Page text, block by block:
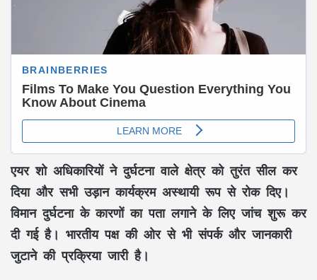
एयर शो अधिकारियों ने दुर्घटना वाले क्षेत्र को तुरंत सील कर
दिया और सभी उड़ान कार्यक्रम अस्थायी रूप से रोक दिए।
विमान दुर्घटना के कारणों का पता लगाने के लिए जांच शुरू कर
दी गई है। भारतीय पक्ष की ओर से भी संपर्क और जानकारी
जुटाने की प्रक्रिया जारी है।